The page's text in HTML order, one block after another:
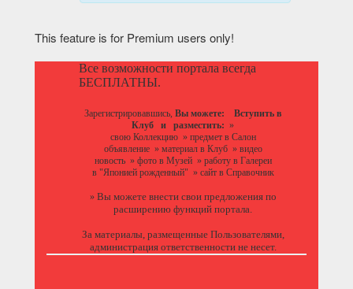
This feature is for Premium users only!
Все возможности портала всегда
БЕСПЛАТНЫ.
Зарегистрировавшись, Вы можете:
Вступить в
Клуб
и разместить: »
свою Коллекцию» предмет в Салон
объявление» материал в Клуб» видео
новость» фото в Музей» работу в Галереи
в "Японией рожденный" » сайт в Справочник
» Вы можете внести свои предложенияпо
расширению функций портала.
За материалы, размещенные Пользователями,
администрация ответственности не несет.